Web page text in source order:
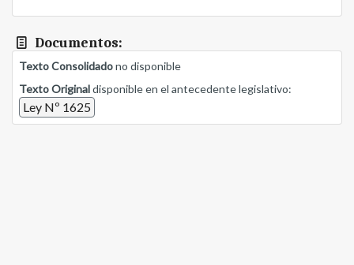
Documentos:
Texto Consolidadono disponible
Texto Originaldisponible en el antecedente legislativo:
Ley Nº 1625